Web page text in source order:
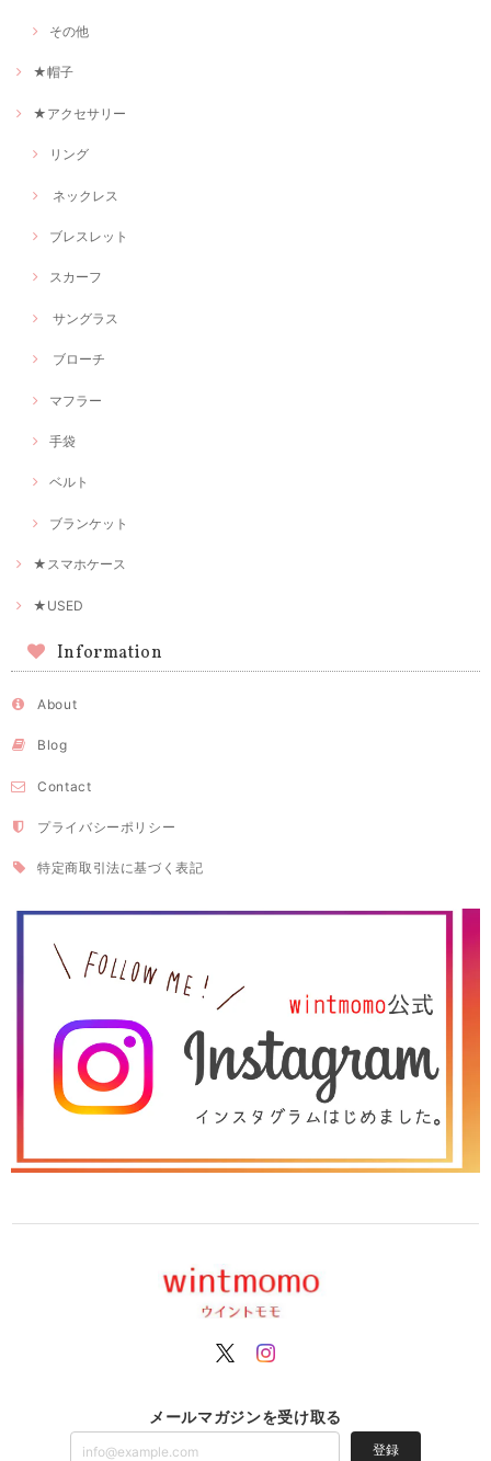
その他
★帽子
★アクセサリー
リング
ネックレス
ブレスレット
スカーフ
サングラス
ブローチ
マフラー
手袋
ベルト
ブランケット
★スマホケース
★USED
Information
About
Blog
Contact
プライバシーポリシー
特定商取引法に基づく表記
メールマガジンを受け取る
登録